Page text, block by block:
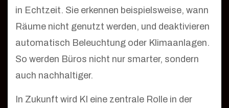
in Echtzeit. Sie erkennen beispielsweise, wann
Räume nicht genutzt werden, und deaktivieren
automatisch Beleuchtung oder Klimaanlagen.
So werden Büros nicht nur smarter, sondern
auch nachhaltiger.
In Zukunft wird KI eine zentrale Rolle in der